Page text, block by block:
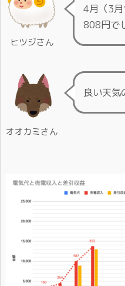
ヒツジさん
4月（3
808円で
オオカミさん
良い天気